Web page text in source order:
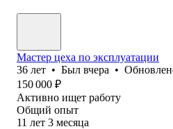
Мастер цеха по эксплуатации
36 лет • Был вчера •
150 000 ₽
Активно ищет работу
Общий опыт
11 лет 3 месяца